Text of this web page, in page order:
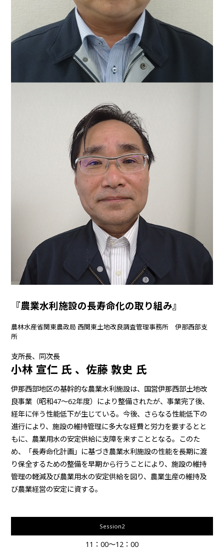
『農業水利施設の長寿命化の取り組み』
農林水産省関東農政局 西関東土地改良調査管理事務所 伊那西部支
所
支所長、同次長
小林 宣仁 氏 、佐藤 敦史 氏
伊那西部地区の基幹的な農業水利施設は、国営伊那西部土地改
良事業（昭和47～62年度）により整備されたが、事業完了後、
経年に伴う性能低下が生じている。今後、さらなる性能低下の
進行により、施設の維持管理に多大な経費と労力を要するとと
もに、農業用水の安定供給に支障を来すこととなる。このた
め、「長寿命化計画」に基づき農業水利施設の性能を長期に渡
り保全するための整備を早期から行うことにより、施設の維持
管理の軽減及び農業用水の安定供給を図り、農業生産の維持及
び農業経営の安定に資する。
Session2
11：00～12：00